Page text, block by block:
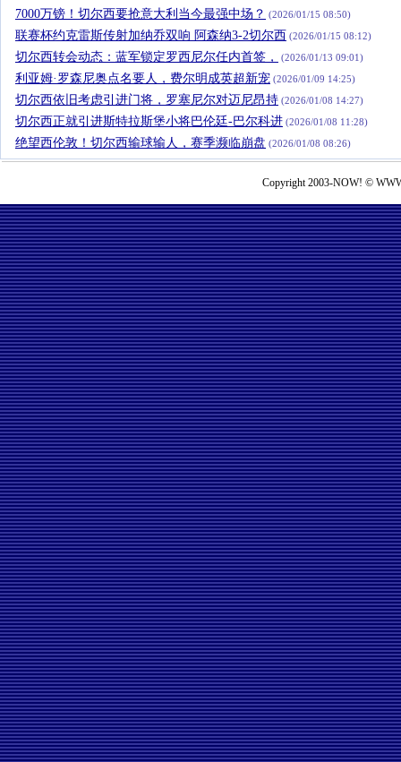
7000万镑！切尔西要抢意大利当今最强中场？ (2026/01/15 08:50)
联赛杯约克雷斯传射加纳乔双响 阿森纳3-2切尔西 (2026/01/15 08:12)
切尔西转会动态：蓝军锁定罗西尼尔任内首签， (2026/01/13 09:01)
利亚姆·罗森尼奥点名要人，费尔明成英超新宠 (2026/01/09 14:25)
切尔西依旧考虑引进门将，罗塞尼尔对迈尼昂持 (2026/01/08 14:27)
切尔西正就引进斯特拉斯堡小将巴伦廷-巴尔科进 (2026/01/08 11:28)
绝望西伦敦！切尔西输球输人，赛季濒临崩盘 (2026/01/08 08:26)
Copyright 2003-NOW! ©